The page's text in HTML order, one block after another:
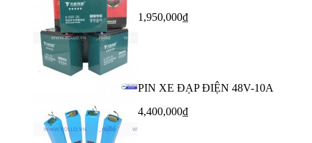
1,950,000₫
PIN XE ĐẠP ĐIỆN 48V-10A
4,400,000₫